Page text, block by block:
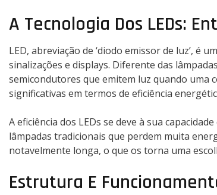
A Tecnologia Dos LEDs:
LED, abreviação de ‘diodo emissor de luz’, é
sinalizações e displays. Diferente das
semicondutores que emitem luz quando uma
significativas em termos de eficiência
A eficiência dos LEDs se deve à sua
lâmpadas tradicionais que perdem muita
notavelmente longa, o que os torna uma
Estrutura E